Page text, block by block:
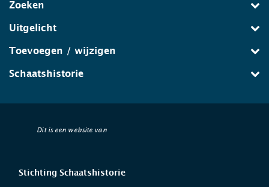
Zoeken
Uitgelicht
Toevoegen / wijzigen
Schaatshistorie
Dit is een website van
Stichting Schaatshistorie